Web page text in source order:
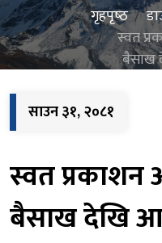
गृहपृष्‍ठ
स्वत
बैसाख
साउन ३१, २०८१
स्वत
बैसाख देखि